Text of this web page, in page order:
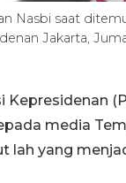
Nasbi saat
Jakarta,
media
lah yang